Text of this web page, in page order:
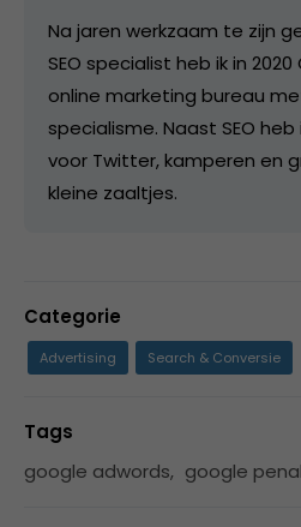
Na jaren werkzaam te zijn
SEO specialist heb ik in
online marketing bureau
specialisme. Naast SEO
voor Twitter, kamperen en
kleine zaaltjes.
Categorie
Advertising Search & Conversie
Tags
google adwords, google